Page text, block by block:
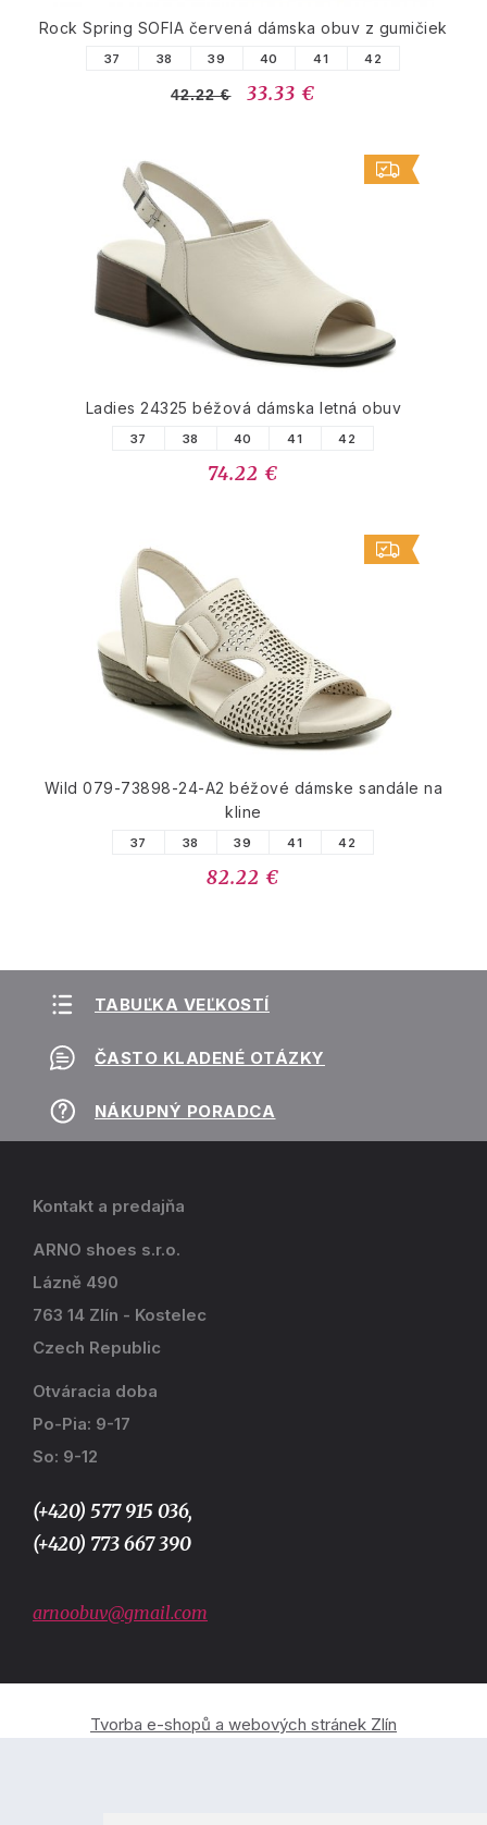
Rock Spring SOFIA červená dámska obuv z gumičiek
37 38 39 40 41 42
42.22 € 33.33 €
Ladies 24325 béžová dámska letná obuv
37 38 40 41 42
74.22 €
Wild 079-73898-24-A2 béžové dámske sandále na
kline
37 38 39 41 42
82.22 €
TABUĽKA VEĽKOSTÍ
ČASTO KLADENÉ OTÁZKY
NÁKUPNÝ PORADCA
Kontakt a predajňa
ARNO shoes s.r.o.
Lázně 490
763 14 Zlín - Kostelec
Czech Republic
Otváracia doba
Po-Pia: 9-17
So: 9-12
(+420) 577 915 036,
(+420) 773 667 390
arnoobuv@gmail.com
Tvorba e-shopů a webových stránek Zlín